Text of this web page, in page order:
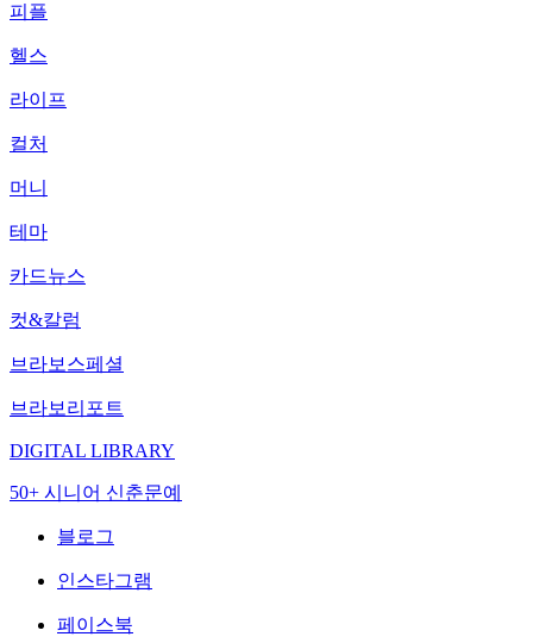
피플
헬스
라이프
컬처
머니
테마
카드뉴스
컷&칼럼
브라보스페셜
브라보리포트
DIGITAL LIBRARY
50+ 시니어 신춘문예
블로그
인스타그램
페이스북